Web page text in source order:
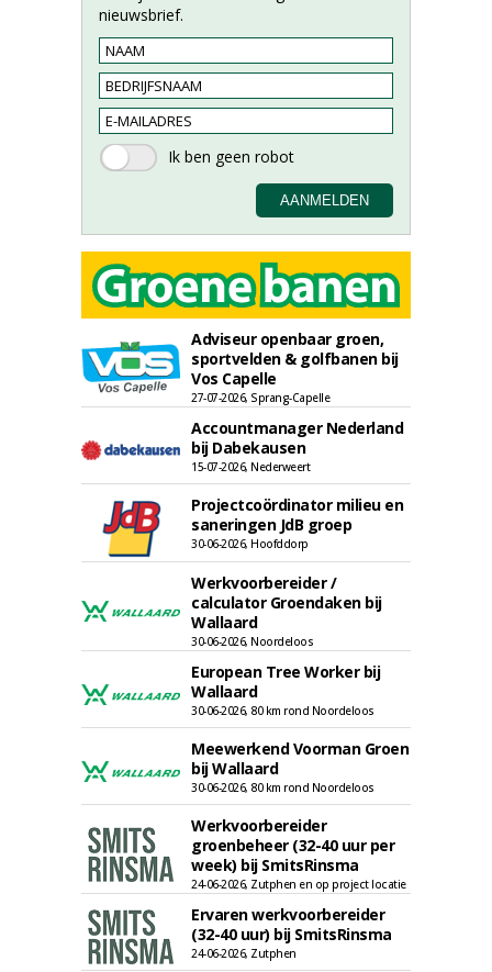
nieuwsbrief.
Adviseur openbaar groen,
sportvelden & golfbanen bij
Vos Capelle
27-07-2026, Sprang-Capelle
Accountmanager Nederland
bij Dabekausen
15-07-2026, Nederweert
Projectcoördinator milieu en
saneringen JdB groep
30-06-2026, Hoofddorp
Werkvoorbereider /
calculator Groendaken bij
Wallaard
30-06-2026, Noordeloos
European Tree Worker bij
Wallaard
30-06-2026, 80 km rond Noordeloos
Meewerkend Voorman Groen
bij Wallaard
30-06-2026, 80 km rond Noordeloos
Werkvoorbereider
groenbeheer (32-40 uur per
week) bij SmitsRinsma
24-06-2026, Zutphen en op project locatie
Ervaren werkvoorbereider
(32-40 uur) bij SmitsRinsma
24-06-2026, Zutphen